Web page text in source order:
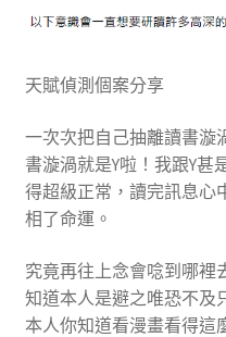
天賦偵測個案分享
一次次把自己抽離讀書漩
書漩渦就是Y啦！我跟Y
得超級正常，讀完訊息心
相了命運。
究竟再往上念會唸到哪裡
知道本人是避之唯恐不及
本人你知道看漫畫看得這